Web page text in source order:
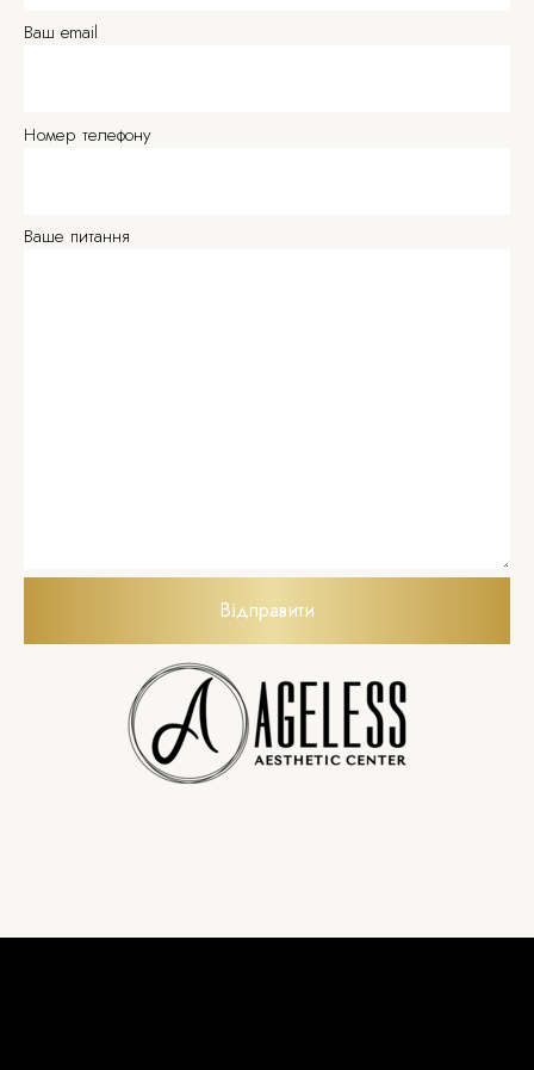
Ваш email
Номер телефону
Ваше питання